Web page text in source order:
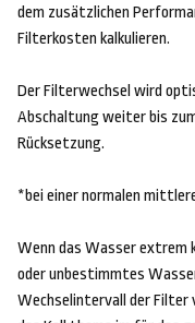
dem zusätzlichen
Filterkosten kalkulieren.
Der Filterwechsel wird
Abschaltung weiter bis
Rücksetzung.
*bei einer normalen
Wenn das Wasser extrem
oder unbestimmtes
Wechselintervall der Filter